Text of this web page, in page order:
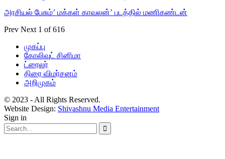
அரசியல் பேசும்’ மக்கள் காவலன்’ படத்தில் மணிகண்டன்
Prev Next 1 of 616
முகப்பு
கோலிவுட் சினிமா
ட்ரைலர்
திரை விமர்சனம்
அறிமுகம்
© 2023 - All Rights Reserved.
Website Design: Shivashnu Media Entertainment
Sign in